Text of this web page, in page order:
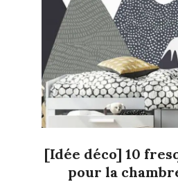
[Idée déco] 10
pour la